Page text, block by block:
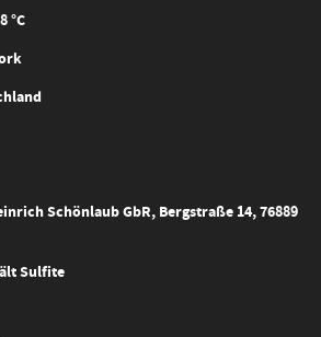
°C
Schönlaub GbR, Bergstraße 14, 76889
Sulfite